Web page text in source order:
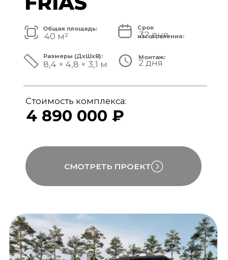
80 дней
Срок
изготовления:
72 м²
Общая площадь:
модульный банный комплекс
FRIAS PREMIUM
5 820 000 ₽
СМОТРЕТЬ ПРОЕКТ